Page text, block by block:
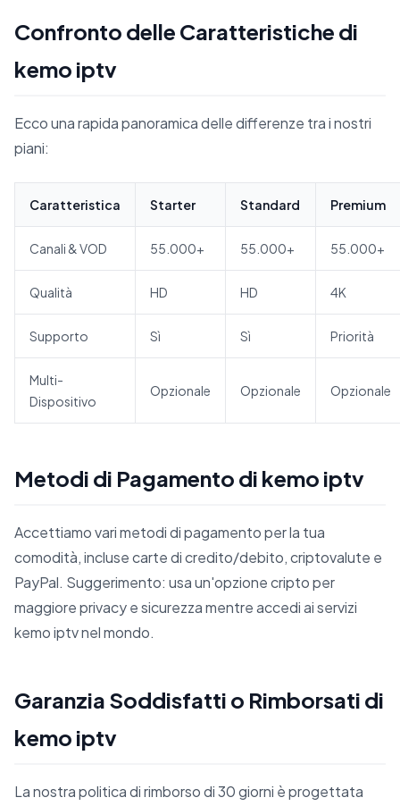
Confronto delle Caratteristiche di
kemo iptv
Ecco una rapida panoramica delle differenze tra i nostri
piani:
Caratteristica Starter Standard Premium
Canali & VOD 55.000+ 55.000+ 55.000+
Qualità HD HD 4K
Supporto Sì Sì Priorità
Multi-
Dispositivo
Opzionale Opzionale Opzionale
Metodi di Pagamento di kemo iptv
Accettiamo vari metodi di pagamento per la tua
comodità, incluse carte di credito/debito, criptovalute e
PayPal. Suggerimento: usa un'opzione cripto per
maggiore privacy e sicurezza mentre accedi ai servizi
kemo iptv nel mondo.
Garanzia Soddisfatti o Rimborsati di
kemo iptv
La nostra politica di rimborso di 30 giorni è progettata